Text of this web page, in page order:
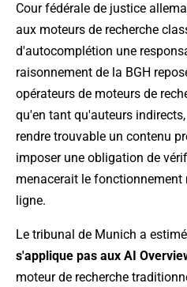
Cour fédérale de justice
aux moteurs de recherche
d'autocomplétion une
raisonnement de la BGH
opérateurs de moteurs de
qu'en tant qu'auteurs
rendre trouvable un contenu
imposer une obligation de
menacerait le fonctionnement
ligne.
Le tribunal de Munich a
s'applique pas aux AI
moteur de recherche